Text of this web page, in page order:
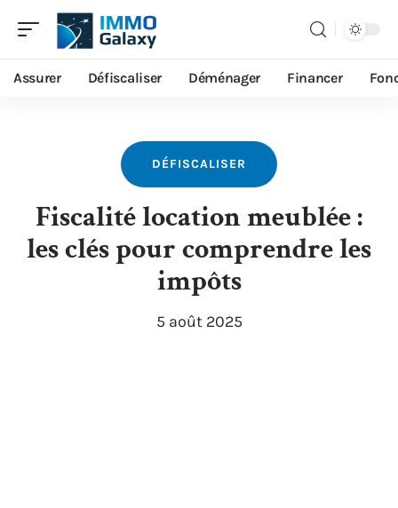
Assurer Défiscaliser Déménager Financer
DÉFISCALISER
Fiscalité location meublée :
les clés pour comprendre les
impôts
5 août 2025